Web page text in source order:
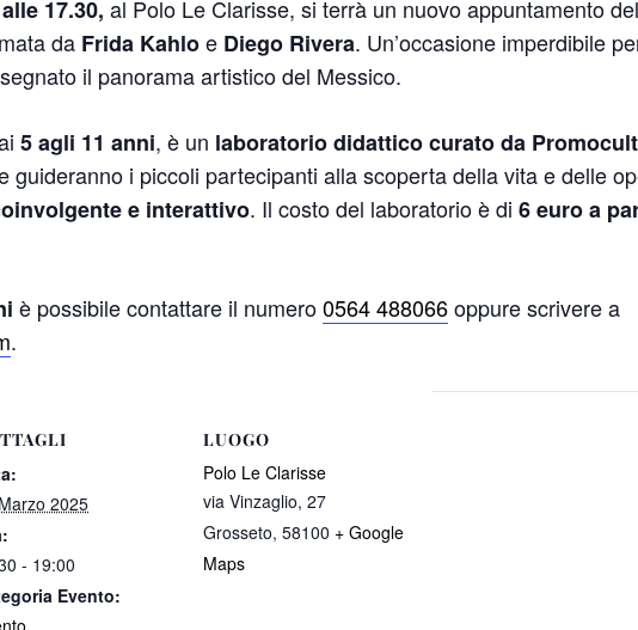
17.30, al Polo Le Clarisse, si terrà un nuovo appuntamento
da Frida Kahloe Diego Rivera. Un’occasione imperdibile
il panorama artistico del Messico.
5 agli 11 anni, è un laboratorio didattico curato da
guideranno i piccoli partecipanti alla scoperta della vita e delle
e interattivo. Il costo del laboratorio è di 6 euro a
è possibile contattare il numero0564 488066oppure scrivere a
.
2025
- 19:00
Evento:
LUOGO
Polo Le Clarisse
via Vinzaglio, 27
Grosseto, 58100 + Google
Maps